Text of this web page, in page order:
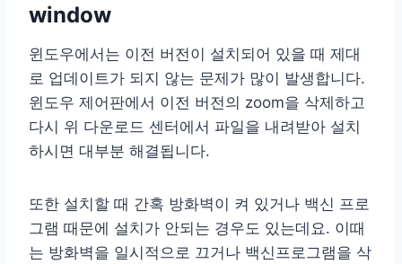
window
윈도우에서는 이전 버전이 설치되어 있을 때 제대
로 업데이트가 되지 않는 문제가 많이 발생합니다.
윈도우 제어판에서 이전 버전의 zoom을 삭제하고
다시 위 다운로드 센터에서 파일을 내려받아 설치
하시면 대부분 해결됩니다.
또한 설치할 때 간혹 방화벽이 켜 있거나 백신 프로
그램 때문에 설치가 안되는 경우도 있는데요. 이때
는 방화벽을 일시적으로 끄거나 백신프로그램을 삭